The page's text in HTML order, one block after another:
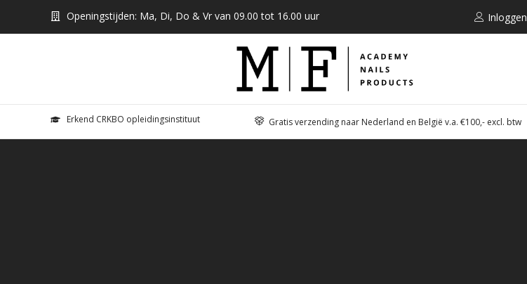
Openingstijden: Ma, Di, Do & Vr van 09.00 tot 16.00 uur Inloggen
Erkend CRKBO opleidingsinstituut Gratis verzending naar Nederland en België v.a. €100,- excl. btw